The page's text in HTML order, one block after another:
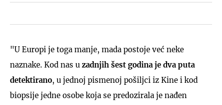
"U Europi je toga manje, mada postoje već neke
naznake. Kod nas u zadnjih šest godina je dva puta
detektirano, u jednoj pismenoj pošiljci iz Kine i kod
biopsije jedne osobe koja se predozirala je nađen